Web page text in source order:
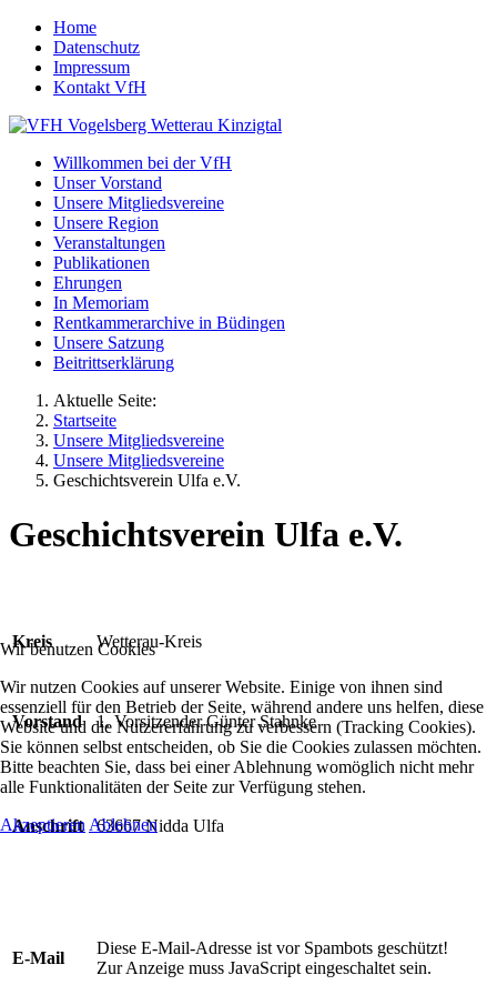
Home
Datenschutz
Impressum
Kontakt VfH
Willkommen bei der VfH
Unser Vorstand
Unsere Mitgliedsvereine
Unsere Region
Veranstaltungen
Publikationen
Ehrungen
In Memoriam
Rentkammerarchive in Büdingen
Unsere Satzung
Beitrittserklärung
Aktuelle Seite:
Startseite
Unsere Mitgliedsvereine
Unsere Mitgliedsvereine
Geschichtsverein Ulfa e.V.
Geschichtsverein Ulfa e.V.
Kreis Wetterau-Kreis
Vorstand 1. Vorsitzender Günter Stahnke
Anschrift 63667 Nidda Ulfa
E-Mail
Diese E-Mail-Adresse ist vor Spambots geschützt!
Zur Anzeige muss JavaScript eingeschaltet sein.
Wir benutzen Cookies
Wir nutzen Cookies auf unserer Website. Einige von ihnen sind
essenziell für den Betrieb der Seite, während andere uns helfen, diese
Website und die Nutzererfahrung zu verbessern (Tracking Cookies).
Sie können selbst entscheiden, ob Sie die Cookies zulassen möchten.
Bitte beachten Sie, dass bei einer Ablehnung womöglich nicht mehr
alle Funktionalitäten der Seite zur Verfügung stehen.
Akzeptieren Ablehnen